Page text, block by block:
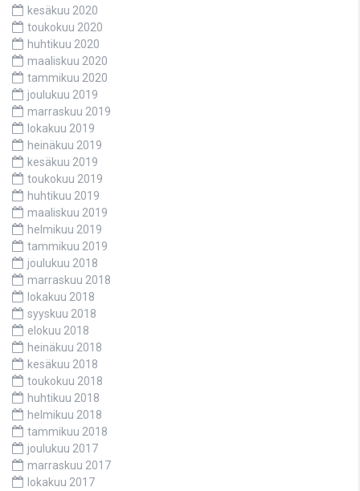
kesäkuu 2020
toukokuu 2020
huhtikuu 2020
maaliskuu 2020
tammikuu 2020
joulukuu 2019
marraskuu 2019
lokakuu 2019
heinäkuu 2019
kesäkuu 2019
toukokuu 2019
huhtikuu 2019
maaliskuu 2019
helmikuu 2019
tammikuu 2019
joulukuu 2018
marraskuu 2018
lokakuu 2018
syyskuu 2018
elokuu 2018
heinäkuu 2018
kesäkuu 2018
toukokuu 2018
huhtikuu 2018
helmikuu 2018
tammikuu 2018
joulukuu 2017
marraskuu 2017
lokakuu 2017